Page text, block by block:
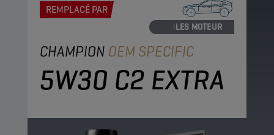
REMPLACÉ PAR
HUILES MOTEUR
CHAMPION OEM SPECIFIC
5W30 C2 EXTRA